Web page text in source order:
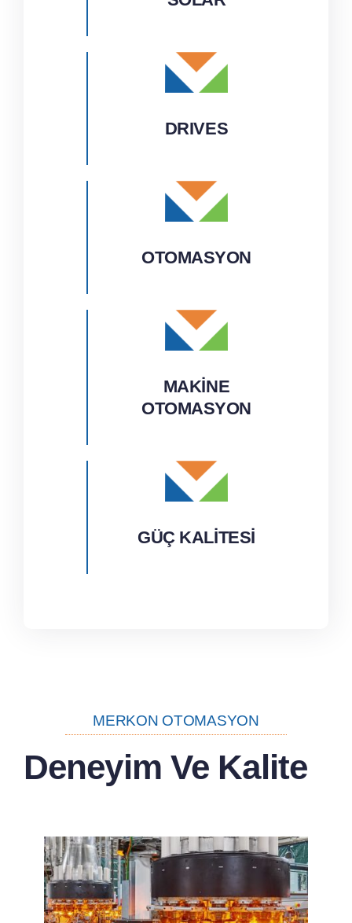
DRIVES
OTOMASYON
MAKİNE
OTOMASYON
GÜÇ KALİTESİ
MERKON OTOMASYON
Deneyim Ve Kalite